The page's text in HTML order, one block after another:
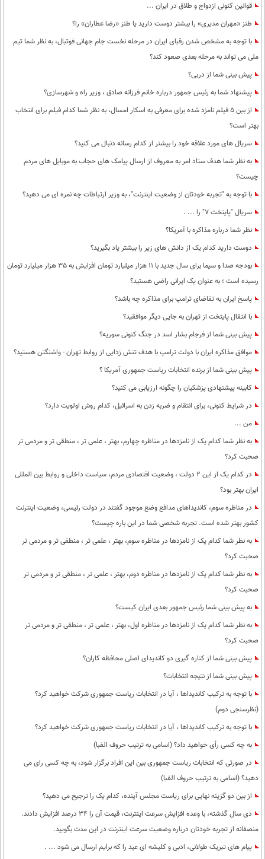
حوادث
سلامت
فرهنگی
سیاست خارجی
داستان کوتاه
دانلود
قوانین کنونی ازدواج و طلاق در ایران ...
طنز «مهران مدیری» را بیشتر دوست دارید یا طنز «رضا عطاران» را؟
با توجه به مشخص شدن رقبای ایران در مرحله نخست جام جهانی فوتبال، به نظر شما تیم
ملی می تواند به مرحله بعدی صعود کند؟
پیش بینی شما از دربی؟
پیشنهاد شما به رئیس جمهور درباره خانم فرزانه صادق ، وزیر راه و شهرسازی؟
از بین 5 فیلم نامزد شده برای معرفی به اسکار امسال، به نظر شما کدام فیلم برای انتخاب
بهتر است؟
سریال های مورد علاقه خود را بیشتر از کدام رسانه دنبال می کنید؟
به نظر شما هدف ستاد امر به معروف از ارسال پیامک های حجاب به موبایل های مردم
چیست؟
با توجه به "تجربه خودتان از وضعیت اینترنت"، به وزیر ارتباطات چه نمره ای می دهید؟
سریال "پایتخت 7" را ... .
نظر شما درباره مذاکره با آمریکا؟
دوست دارید کدام یک از دانش های زیر را بیشتر یاد بگیرید؟
بودجه صدا و سیما برای سال جدید با 11 هزار میلیارد تومان افزایش به 35 هزار میلیارد تومان
رسیده است ؛ به عنوان یک ایرانی راضی هستید؟
پاسخ ایران به تقاضای ترامپ برای مذاکره چه باشد؟
با انتقال پایتخت از تهران به جایی دیگر موافقید؟
پیش بینی شما از فرجام بشار اسد در جنگ کنونی سوریه؟
موافق مذاکره ایران با دولت ترامپ با هدف تنش زدایی از روابط تهران - واشنگتن هستید؟
پیش بینی شما از برنده انتخابات ریاست جمهوری آمریکا ؟
کابینه پیشنهادی پزشکیان را چگونه ارزیابی می کنید؟
در شرایط کنونی، برای انتقام و ضربه زدن به اسرائیل، کدام روش اولویت دارد؟
من ...
به نظر شما کدام یک از نامزدها در مناظره چهارم، بهتر ، علمی تر ، منطقی تر و مردمی تر
صحبت کرد؟
در کدام یک از این 2 دولت ، وضعیت اقتصادی مردم، سیاست داخلی و روابط بین المللی
ایران بهتر بود؟
در مناظره سوم، کاندیداهای مدافع وضع موجود گفتند در دولت رئیسی، وضعیت اینترنت
کشور بهتر شده است. تجربه شخصی شما در این باره چیست؟
به نظر شما کدام یک از نامزدها در مناظره سوم، بهتر ، علمی تر ، منطقی تر و مردمی تر
صحبت کرد؟
به نظر شما کدام یک از نامزدها در مناظره دوم، بهتر ، علمی تر ، منطقی تر و مردمی تر
صحبت کرد؟
به پیش بینی شما رئیس جمهور بعدی ایران کیست؟
به نظر شما کدام یک از نامزدها در مناظره اول، بهتر ، علمی تر ، منطقی تر و مردمی تر
صحبت کرد؟
پیش بینی شما از کناره گیری دو کاندیدای اصلی محافظه کاران؟
پیش بینی شما از نتیجه انتخابات؟
با توجه به ترکیب کاندیداها ، آیا در انتخابات ریاست جمهوری شرکت خواهید کرد؟
(نظرسنجی دوم)
با توجه به ترکیب کاندیداها ، آیا در انتخابات ریاست جمهوری شرکت خواهید کرد؟
به چه کسی رأی خواهید داد؟ (اسامی به ترتیب حروف الفبا)
در صورتی که انتخابات ریاست جمهوری بین این افراد برگزار شود، به چه کسی رای می
دهید؟ (اسامی به ترتیب حروف الفبا)
از بین دو گزینه نهایی برای ریاست مجلس آینده، کدام یک را ترجیح می دهید؟
دی سال گذشته، با وعده افزایش سرعت اینترنت، قیمت آن را 34 درصد افزایش دادند.
منصفانه از تجربه خودتان درباره وضعیت سرعت اینترنت در این مدت بگویید.
پیام های تبریک طولانی، ادبی و کلیشه ای عید را که برایم ارسال می شود ... .